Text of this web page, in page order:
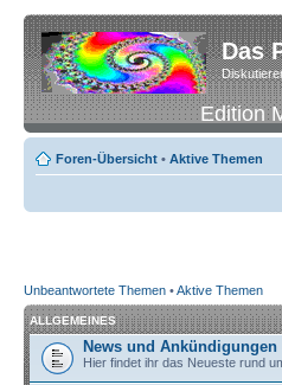
Das
Edition
Foren-Übersicht • Aktive Themen
Unbeantwortete Themen •Aktive Themen
ALLGEMEINES
News und Ankündigungen
Hier findet ihr das Neueste rund